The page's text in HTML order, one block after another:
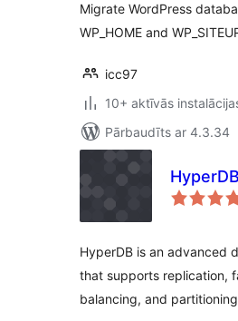
Migrate WordPress
WP_HOME and
icc97
10+ aktīvās
Pārbaudīts ar 4.3.34
HyperDB
HyperDB is an advanced
that supports replication,
balancing, and